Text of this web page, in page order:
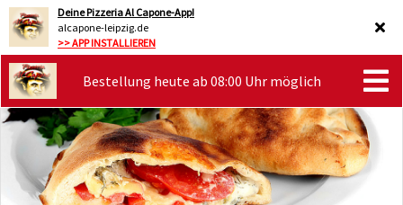
Deine Pizzeria Al Capone-App!
alcapone-leipzig.de
>> APP INSTALLIEREN
Bestellung heute ab 08:00 Uhr möglich